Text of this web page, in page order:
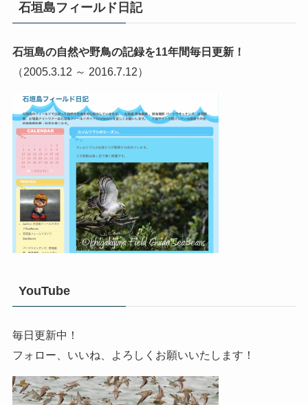
石垣島フィールド日記
石垣島の自然や野鳥の記録を11年間毎日更新！
（2005.3.12 ～ 2016.7.12）
YouTube
毎日更新中！
フォロー、いいね、よろしくお願いいたします！